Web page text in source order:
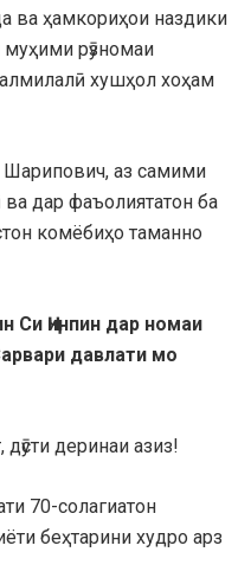
ва ҳамкориҳои наздики
рӯзномаи
хушҳол хоҳам
аз самими
дар фаъолиятатон ба
комёбиҳо таманно
Си Ҷинпин дар номаи
давлати мо
деринаи азиз!
70-солагиатон
беҳтарини худро арз